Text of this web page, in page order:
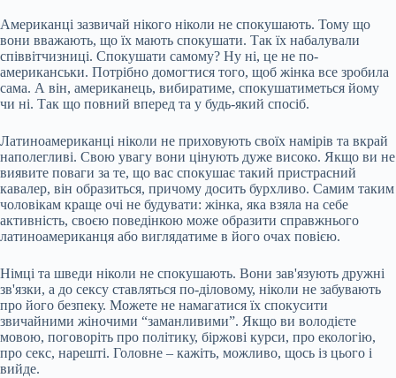
Американці зазвичай нікого ніколи не спокушають. Тому що
вони вважають, що їх мають спокушати. Так їх набалували
співвітчизниці. Спокушати самому? Ну ні, це не по-
американськи. Потрібно домогтися того, щоб жінка все зробила
сама. А він, американець, вибиратиме, спокушатиметься йому
чи ні. Так що повний вперед та у будь-який спосіб.
Латиноамериканці ніколи не приховують своїх намірів та вкрай
наполегливі. Свою увагу вони цінують дуже високо. Якщо ви не
виявите поваги за те, що вас спокушає такий пристрасний
кавалер, він образиться, причому досить бурхливо. Самим таким
чоловікам краще очі не будувати: жінка, яка взяла на себе
активність, своєю поведінкою може образити справжнього
латиноамериканця або виглядатиме в його очах повією.
Німці та шведи ніколи не спокушають. Вони зав'язують дружні
зв'язки, а до сексу ставляться по-діловому, ніколи не забувають
про його безпеку. Можете не намагатися їх спокусити
звичайними жіночими “заманливими”. Якщо ви володієте
мовою, поговоріть про політику, біржові курси, про екологію,
про секс, нарешті. Головне – кажіть, можливо, щось із цього і
вийде.